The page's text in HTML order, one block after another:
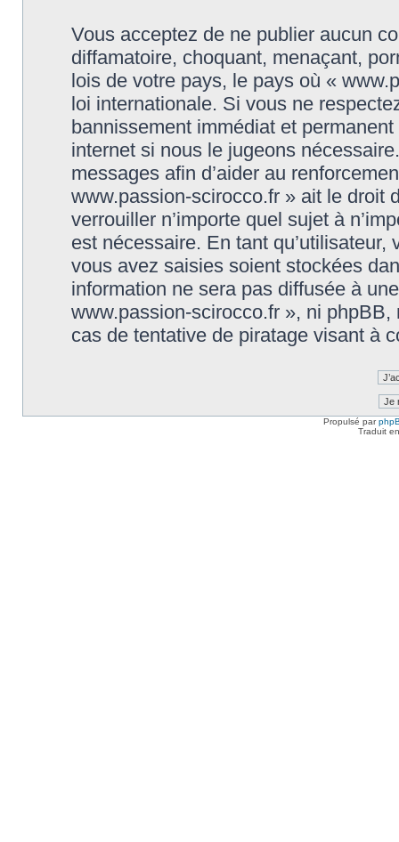
Vous acceptez de ne publier aucun
diffamatoire, choquant, menaçant,
lois de votre pays, le pays où «
loi internationale. Si vous ne
bannissement immédiat et
internet si nous le jugeons
messages afin d’aider au
www.passion-scirocco.fr » ait le droit
verrouiller n’importe quel sujet à
est nécessaire. En tant
vous avez saisies soient stockées
information ne sera pas diffusée à
www.passion-scirocco.fr », ni
cas de tentative de piratage visant à
Propulsé par
Traduit